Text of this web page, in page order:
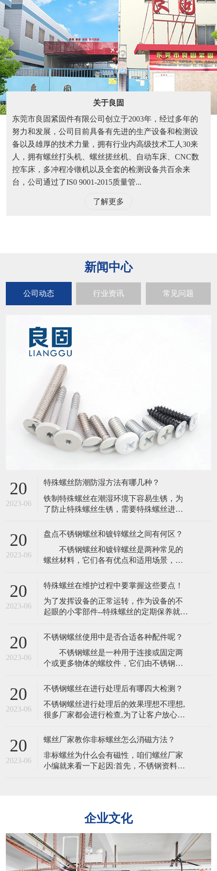
关于良固
东莞市良固紧固件有限公司创立于2003年，经过多年的
努力和发展，公司目前具备有先进的生产设备和检测设
备以及雄厚的技术力量，拥有行业内高级技术工人30来
人，拥有螺丝打头机、螺丝搓丝机、自动车床、CNC数
控车床，多冲程冷镦机以及全套的检测设备共百余来
台，公司通过了IS0 9001-2015质量管...
了解更多
新闻中心
公司动态 行业资讯 常见问题
20
2023-06
特殊螺丝防潮防湿方法有哪几种？
​铁制特殊螺丝在潮湿环境下容易生锈，为
了防止特殊螺丝生锈，需要特殊螺丝进行
湿方法如下：(1)、振动机械，尽量用无溶
漆,如环氧尿烷(Epoxy-urethane)基或未变性
环氧(Epoxy-)基浸渍漆。​(3)、使用三聚氰醇
20
2023-06
盘点不锈钢螺丝和镀锌螺丝之间有何区？
​ 不锈钢螺丝和镀锌螺丝是两种常见的
螺丝材料，它们各有优点和适用场景，在
用。 1. 材质不同 不锈钢螺丝是由
不锈钢材料制成，不易生锈，能够长期使
用，有较好的耐腐蚀性，同时具有高压强
度和强韧性，镀锌螺丝则是以普通钢螺栓
的保护膜，
20
2023-06
特殊螺丝在维护过程中要掌握这些要点！
​为了发挥设备的正常运转，作为设备的不
起眼的小零部件--特殊螺丝的定期保养就显
那么为了防止特殊螺丝出现一些问题，在
维护的时候一定要注意那方面。​一，去杂
物特殊螺丝在淬火之后需要用硅酸盐清
洁，清洗完毕还需要水洗。所以为防止出
细。2
20
2023-06
不锈钢螺丝使用中是否合适各种配件呢？
​ 不锈钢螺丝是一种用于连接或固定两
个或更多物体的螺纹件，它们由不锈钢制
和长寿命的特点，不锈钢螺丝的韧性是其
能够承受冲击和振动的能力。不同的材质
会影响其韧性。​ 不锈钢螺丝的主要特
点是其抗腐蚀性，不同材质的不锈钢螺丝
同 不锈钢
20
2023-06
不锈钢螺丝在进行处理后有哪四大检测？
​不锈钢螺丝进行处理后的效果理想不理想,
很多厂家都会进行检查,为了让客户放心。
钢螺丝是否适合也可以自行检查,主要有以
丝外观的检验是从外观,电镀层等各方面进
行检验。二,螺丝镀层厚度的检验1、量具
20
2023-06
螺丝厂家教你非标螺丝怎么消磁方法？
​非标螺丝为什么会有磁性，咱们螺丝厂家
小编就来看一下起因:首先，不锈钢资料是
产生马氏体相变，铁素体跟马氏体都有磁
点弱磁
企业文化